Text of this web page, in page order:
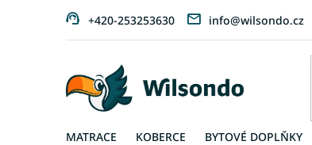
+420-253253630 info@wilsondo.cz
MATRACE KOBERCE BYTOVÉ DOPLŇKY